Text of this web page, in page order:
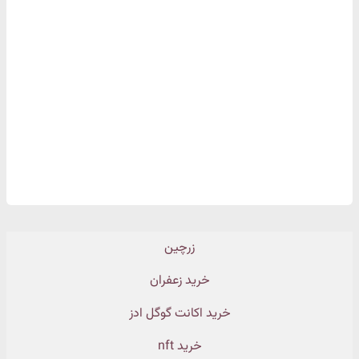
زرچین
خرید زعفران
خرید اکانت گوگل ادز
خرید nft